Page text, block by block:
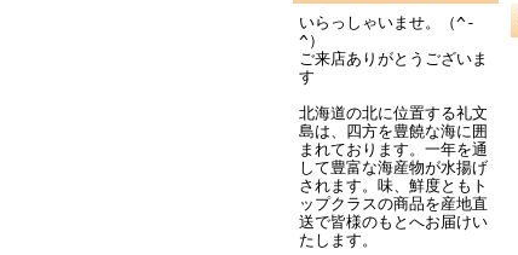
いらっしゃいませ。（^-
^）
ご来店ありがとうございま
す
北海道の北に位置する礼文
島は、四方を豊饒な海に囲
まれております。一年を通
して豊富な海産物が水揚げ
されます。味、鮮度ともト
ップクラスの商品を産地直
送で皆様のもとへお届けい
たします。